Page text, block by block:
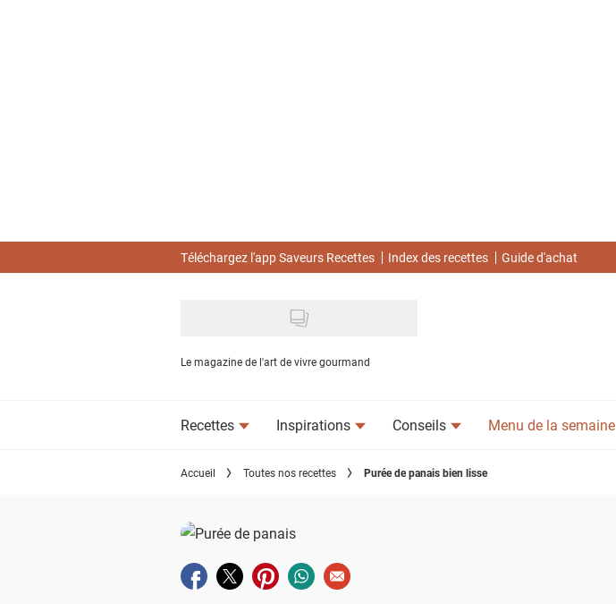
Téléchargez l'app Saveurs Recettes Index des recettes Guide d'achat
Le magazine de l'art de vivre gourmand
Recettes Inspirations Conseils Menu de la semaine
Accueil Toutes nos recettes Purée de panais bien lisse
Partager sur facebook
Partager sur twitter
Partager sur pinterest
Partager sur whatsapp
Envoyer à un ami